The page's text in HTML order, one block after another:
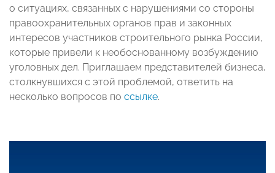
о ситуациях, связанных с нарушениями со стороны
правоохранительных органов прав и законных
интересов участников строительного рынка России,
которые привели к необоснованному возбуждению
уголовных дел. Приглашаем представителей бизнеса,
столкнувшихся с этой проблемой, ответить на
несколько вопросов по ссылке.